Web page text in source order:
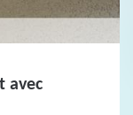
avec